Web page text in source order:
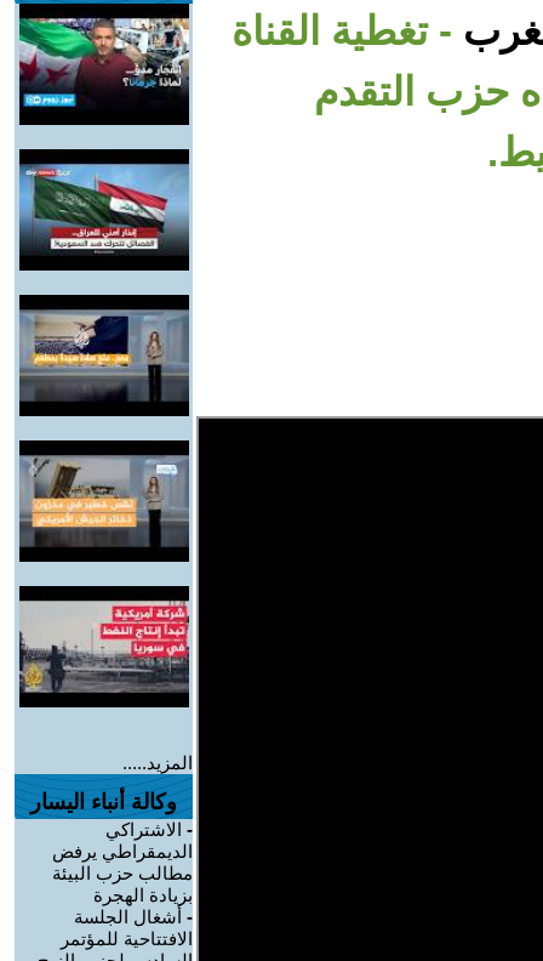
- تغطية القناة
حزب التقدم
المزيد.....
وكالة أنباء اليسار
- الاشتراكي
الديمقراطي يرفض
مطالب حزب البيئة
بزيادة الهجرة
- أشغال الجلسة
الافتتاحية للمؤتمر